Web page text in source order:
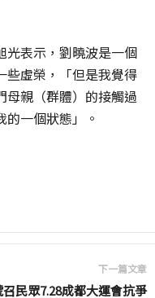
光表示，劉曉波是一個
些虛榮，「但是我覺得
母親（群體）的接觸過
一個狀態」。
下一篇文章
召民眾7.28成都大運會抗爭